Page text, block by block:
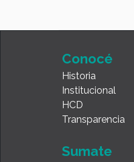
Conocé
Historia
Institucional
HCD
Transparencia
Sumate